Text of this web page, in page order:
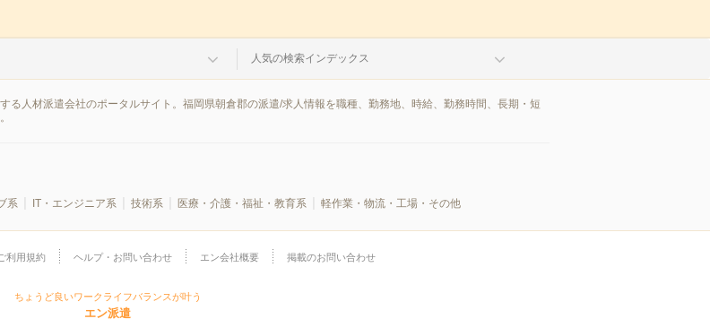
人気の検索インデックス
る人材派遣会社のポータルサイト。福岡県朝倉郡の派遣/求人情報を職種、勤務地、時給、勤務時間、長期・短
系 IT・エンジニア系 技術系 医療・介護・福祉・教育系 軽作業・物流・工場・その他
利用規約 ヘルプ・お問い合わせ エン会社概要 掲載のお問い合わせ
ちょうど良いワークライフバランスが叶う
エン派遣